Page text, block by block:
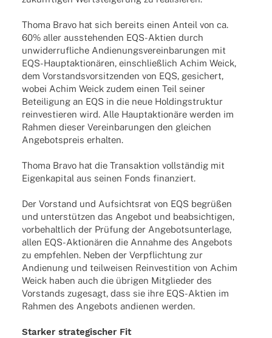
Thoma Bravo hat sich bereits einen Anteil von ca.
60% aller ausste­hen­den EQS-Aktien durch
unwi­der­ruf­li­che Andie­nungs­ver­ein­ba­run­gen mit
EQS-Haup­t­ak­­tio­­nä­­ren, einschließ­lich Achim Weick,
dem Vorstands­vor­sit­zen­den von EQS, gesi­chert,
wobei Achim Weick zudem einen Teil seiner
Betei­li­gung an EQS in die neue Holding­struk­tur
reinves­tie­ren wird. Alle Haupt­ak­tio­näre werden im
Rahmen dieser Verein­ba­run­gen den glei­chen
Ange­bots­preis erhalten.
Thoma Bravo hat die Trans­ak­tion voll­stän­dig mit
Eigen­ka­pi­tal aus seinen Fonds finanziert.
Der Vorstand und Aufsichts­rat von EQS begrü­ßen
und unter­stüt­zen das Ange­bot und beab­sich­ti­gen,
vorbe­halt­lich der Prüfung der Ange­bots­un­ter­lage,
allen EQS-Aktio­­nä­­ren die Annahme des Ange­bots
zu empfeh­len. Neben der Verpflich­tung zur
Andie­nung und teil­wei­sen Reinves­ti­tion von Achim
Weick haben auch die übri­gen Mitglie­der des
Vorstands zuge­sagt, dass sie ihre EQS-Aktien im
Rahmen des Ange­bots andie­nen werden.
Star­ker stra­te­gi­scher Fit